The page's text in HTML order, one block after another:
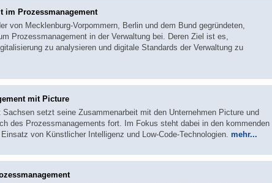
im Prozessmanagement
von Mecklenburg-Vorpommern, Berlin und dem Bund gegründeten,
Prozessmanagement in der Verwaltung bei. Deren Ziel ist es,
zu analysieren und digitale Standards der Verwaltung zu
mit Picture
Sachsen setzt seine Zusammenarbeit mit den Unternehmen Picture und
des Prozessmanagements fort. Im Fokus steht dabei in den kommenden
von Künstlicher Intelligenz und Low-Code-Technologien. mehr...